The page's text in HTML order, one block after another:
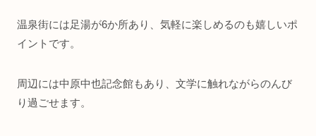
温泉街には足湯が6か所あり、気軽に楽しめるのも嬉しいポ
イントです。
周辺には中原中也記念館もあり、文学に触れながらのんび
り過ごせます。